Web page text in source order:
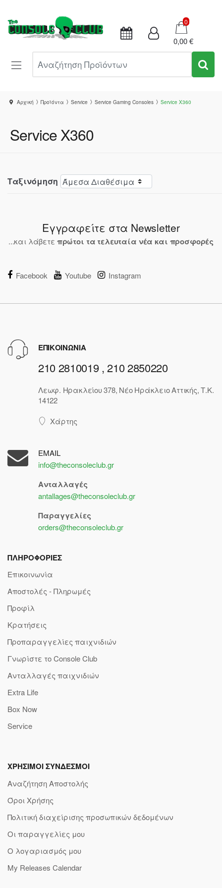
Καλάθι
0
0,00 €
Αρχική Προϊόντα Service Service Gaming Consoles Service X360
Service X360
Ταξινόμηση
Εγγραφείτε στα Newsletter
...και λάβετε πρώτοι τα τελευταία νέα και προσφορές
Facebook Youtube Instagram
ΕΠΙΚΟΙΝΩΝΙΑ
210 2810019 , 210 2850220
Λεωφ. Ηρακλείου 378, Νέο Ηράκλειο Αττικής, Τ.Κ.
14122
Χάρτης
EMAIL
info@theconsoleclub.gr
Ανταλλαγές
antallages@theconsoleclub.gr
Παραγγελίες
orders@theconsoleclub.gr
ΠΛΗΡΟΦΟΡΙΕΣ
Επικοινωνία
Αποστολές - Πληρωμές
Προφίλ
Κρατήσεις
Προπαραγγελίες παιχνιδιών
Γνωρίστε το Console Club
Ανταλλαγές παιχνιδιών
Extra Life
Box Now
Service
ΧΡΗΣΙΜΟΙ ΣΥΝΔΕΣΜΟΙ
Αναζήτηση Αποστολής
Όροι Χρήσης
Πολιτική διαχείρισης προσωπικών δεδομένων
Οι παραγγελίες μου
Ο λογαριασμός μου
My Releases Calendar